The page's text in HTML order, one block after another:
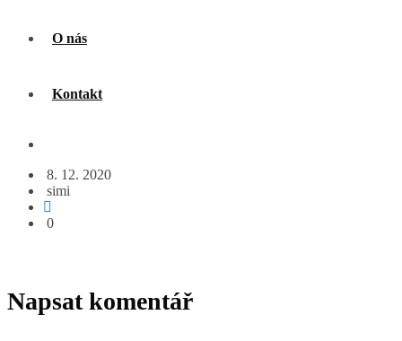
O nás
Kontakt
8. 12. 2020
simi
0
Napsat komentář